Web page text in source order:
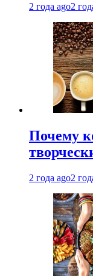
2 года ago2
Почему
2 года ago2